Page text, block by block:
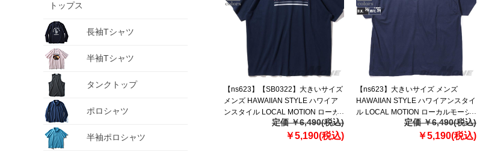
トップス
長袖Tシャツ
半袖Tシャツ
タンクトップ
ポロシャツ
半袖ポロシャツ
【ns623】【SB0322】大きいサイズ
メンズ HAWAIIAN STYLE ハワイア
ンスタイル LOCAL MOTION ローカ
ルモーション 半袖 プリント Tシャツ
USA直輸入 mts19413az
定価 ￥6,490(税込)
￥5,190(税込)
【ns623】大きいサイズ メンズ
HAWAIIAN STYLE ハワイアンスタイ
ル LOCAL MOTION ローカルモーシ
ョン 半袖 プリント Tシャツ USA直輸
定価 ￥6,490(税込)
￥5,190(税込)